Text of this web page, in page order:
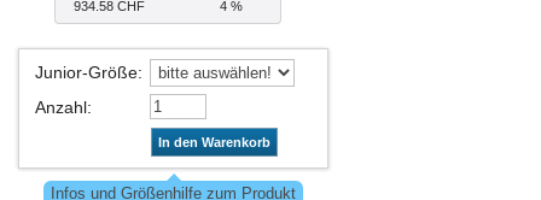
934.58 CHF
4 %
Junior-Größe:
Anzahl:
In den Warenkorb
Infos und Größenhilfe zum Produkt